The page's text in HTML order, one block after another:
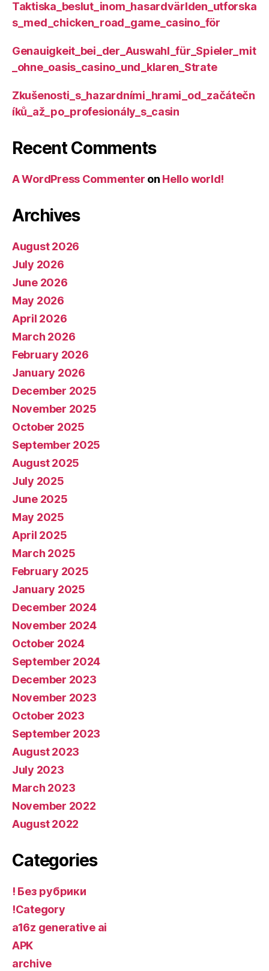
Taktiska_beslut_inom_hasardvärlden_utforska
s_med_chicken_road_game_casino_för
Genauigkeit_bei_der_Auswahl_für_Spieler_mit
_ohne_oasis_casino_und_klaren_Strate
Zkušenosti_s_hazardními_hrami_od_začátečn
íků_až_po_profesionály_s_casin
Recent Comments
A WordPress Commenter on Hello world!
Archives
August 2026
July 2026
June 2026
May 2026
April 2026
March 2026
February 2026
January 2026
December 2025
November 2025
October 2025
September 2025
August 2025
July 2025
June 2025
May 2025
April 2025
March 2025
February 2025
January 2025
December 2024
November 2024
October 2024
September 2024
December 2023
November 2023
October 2023
September 2023
August 2023
July 2023
March 2023
November 2022
August 2022
Categories
! Без рубрики
!Category
a16z generative ai
APK
archive